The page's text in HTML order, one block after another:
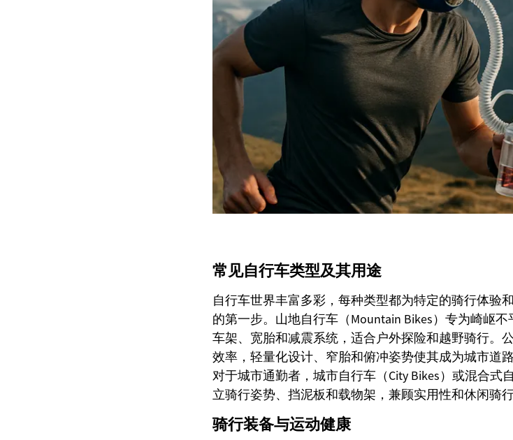
常见自行车类型及其用途
自行车世界丰富多彩，每种类型都为特定的骑行体验
的第一步。山地自行车（Mountain Bikes）专为崎岖
车架、宽胎和减震系统，适合户外探险和越野骑行。
效率，轻量化设计、窄胎和俯冲姿势使其成为城市道
对于城市通勤者，城市自行车（City Bikes）或混合式
立骑行姿势、挡泥板和载物架，兼顾实用性和休闲骑行
骑行装备与运动健康